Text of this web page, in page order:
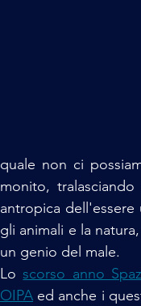
quale non ci
monito,
antropica dell'essere
gli animali e la
un genio del male.
Lo scorso anno
OIPA ed anche i